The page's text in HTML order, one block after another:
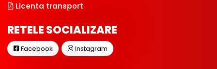
Licenta transport
RETELE SOCIALIZARE
Facebook Instagram